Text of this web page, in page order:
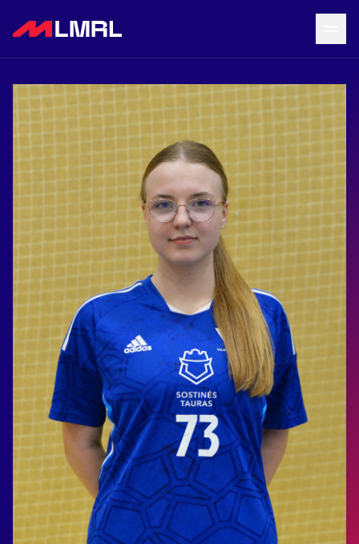
Grįžti į LRF puslapį
Naujienos
Tvarkaraštis
Rezultatai
Statistika
Turnyrinė lentelė
Komandos